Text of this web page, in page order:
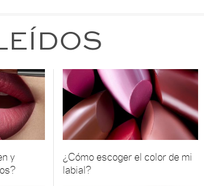
y
¿Cómo escoger el color de mi
labial?